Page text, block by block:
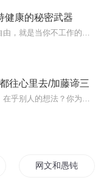
健康的秘密武器
往心里去/加藤谛三
网文和愚钝的我